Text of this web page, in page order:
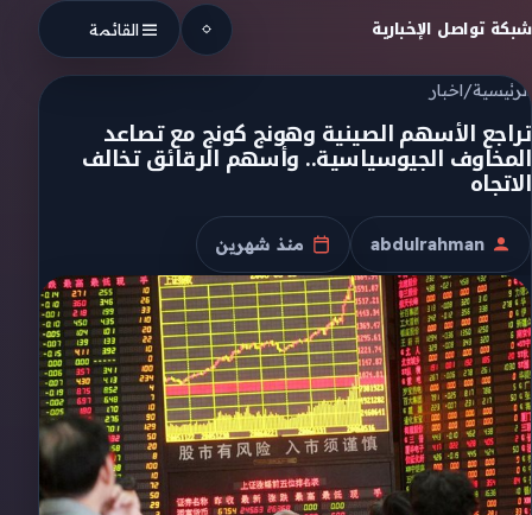
Skip to content
شبكة تواصل الإخبارية القائمة
الرئيسية/اخبار
تراجع الأسهم الصينية وهونج كونج مع تصاعد
المخاوف الجيوسياسية.. وأسهم الرقائق تخالف
الاتجاه
الكاتب
abdulrahman
تاريخ النشر
منذ شهرين